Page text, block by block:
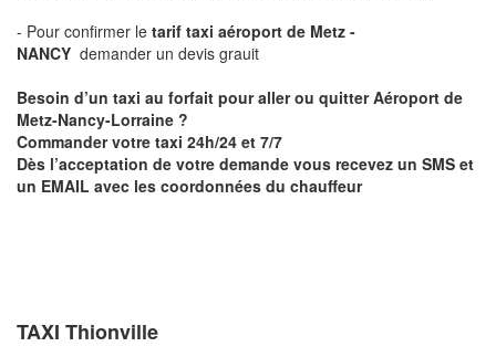
- Pour confirmer le tarif taxi aéroport de Metz -
NANCY demander un devis grauit
Besoin d’un taxi au forfait pour aller ou quitter Aéroport de
Metz-Nancy-Lorraine ?
Commander votre taxi 24h/24 et 7/7
Dès l’acceptation de votre demande vous recevez un SMS et
un EMAIL avec les coordonnées du chauffeur
TAXI Thionville